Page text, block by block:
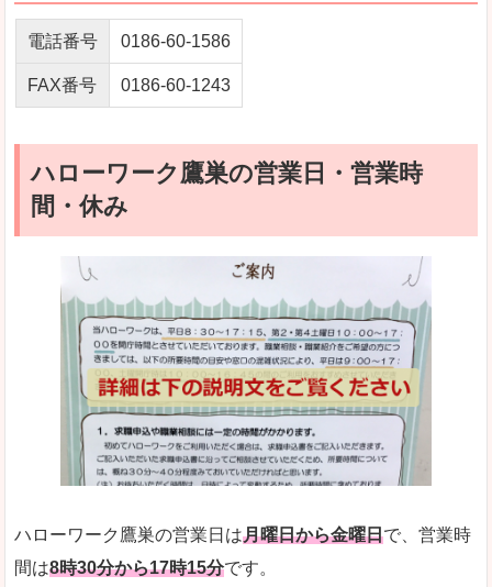
電話番号 0186-60-1586
FAX番号 0186-60-1243
ハローワーク鷹巣の営業日・営業時
間・休み
ハローワーク鷹巣の営業日は月曜日から金曜日で、営業時
間は8時30分から17時15分です。